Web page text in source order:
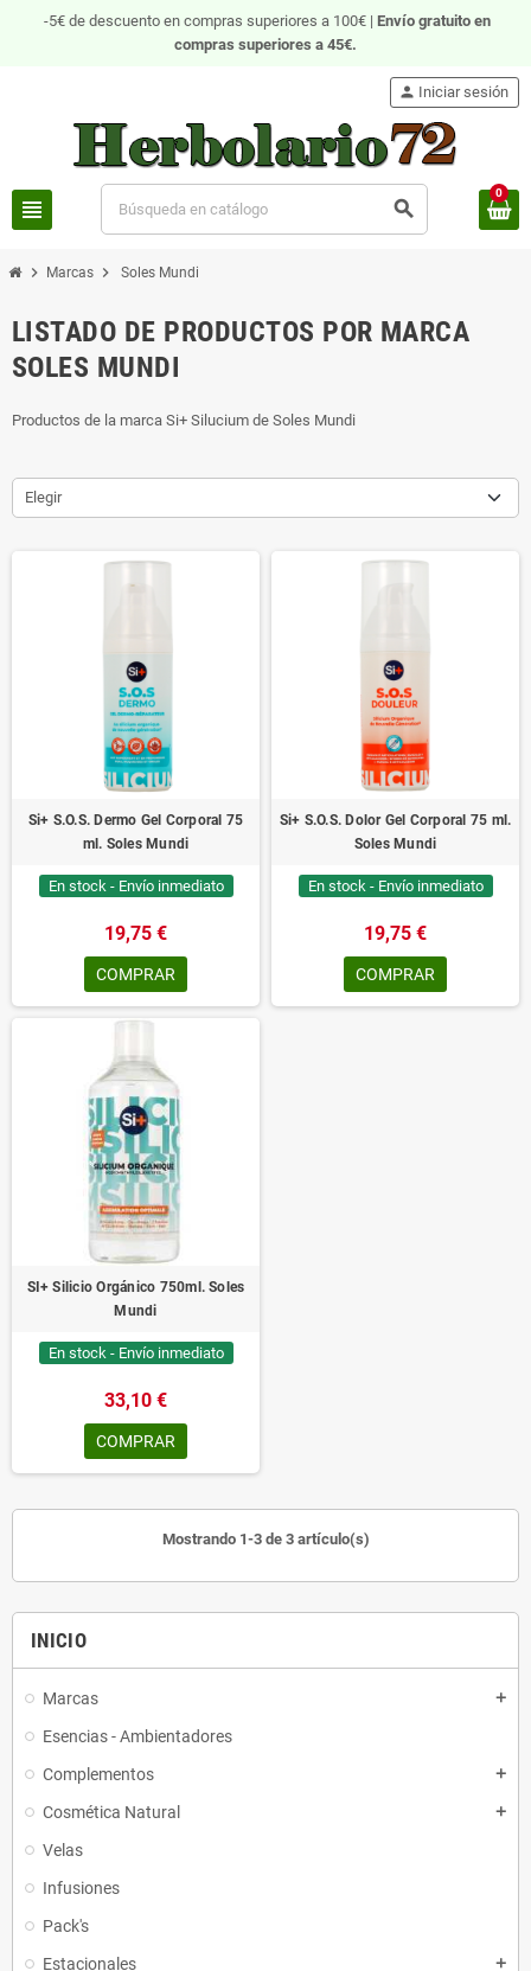
-5€ de descuento en compras superiores a 100€ | Envío gratuito en
compras superiores a 45€.
view_headline search
person Iniciar sesión
0
chevron_right Marcas chevron_right Soles Mundi
INICIO
Marcas add
Esencias - Ambientadores
Complementos
add
Cosmética Natural add
Velas
Infusiones
Pack's
Estacionales
add
LISTADO DE PRODUCTOS POR MARCA
SOLES MUNDI
Productos de la marca Si+ Silucium de Soles Mundi
Elegir
Si+ S.O.S. Dermo Gel Corporal 75
ml. Soles Mundi
En stock - Envío inmediato
19,75 €
COMPRAR
Si+ S.O.S. Dolor Gel Corporal 75 ml.
Soles Mundi
En stock - Envío inmediato
19,75 €
COMPRAR
SI+ Silicio Orgánico 750ml. Soles
Mundi
En stock - Envío inmediato
33,10 €
COMPRAR
Mostrando 1-3 de 3 artículo(s)